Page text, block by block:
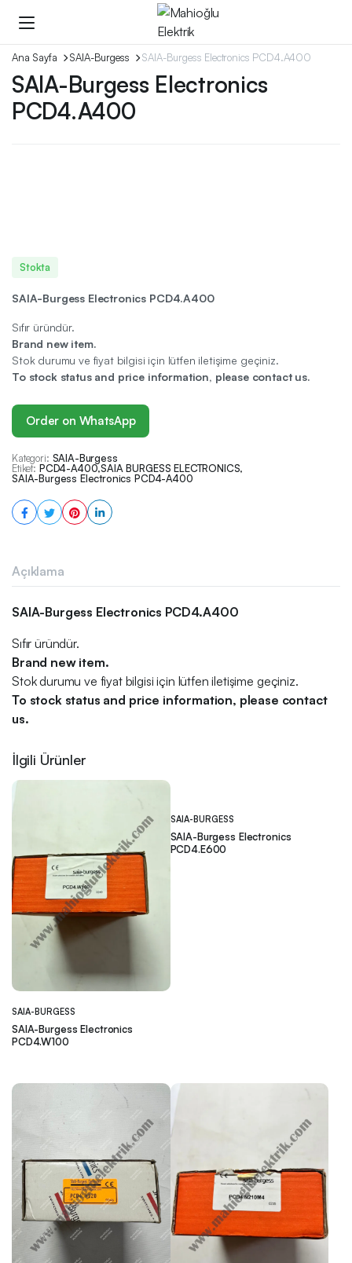
Ana Sayfa SAIA-Burgess SAIA-Burgess Electronics PCD4.A400
SAIA-Burgess Electronics
PCD4.A400
Stokta
SAIA-Burgess Electronics PCD4.A400
Sıfır üründür.
Brand new item.
Stok durumu ve fiyat bilgisi için lütfen iletişime geçiniz.
To stock status and price information, please contact us.
Order on WhatsApp
Kategori: SAIA-Burgess
Etiket: PCD4-A400,SAIA BURGESS ELECTRONICS,
SAIA-Burgess Electronics PCD4-A400
Açıklama
SAIA-Burgess Electronics PCD4.A400
Sıfır üründür.
Brand new item.
Stok durumu ve fiyat bilgisi için lütfen iletişime geçiniz.
To stock status and price information, please contact
us.
İlgili Ürünler
SAIA-BURGESS
SAIA-Burgess Electronics
PCD4.W100
SAIA-BURGESS
SAIA-Burgess Electronics
PCD4.E600